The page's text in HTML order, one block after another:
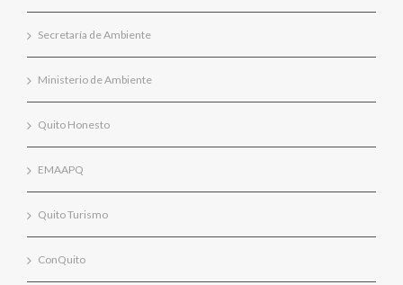
Secretaría de Ambiente
Ministerio de Ambiente
Quito Honesto
EMAAPQ
Quito Turismo
ConQuito